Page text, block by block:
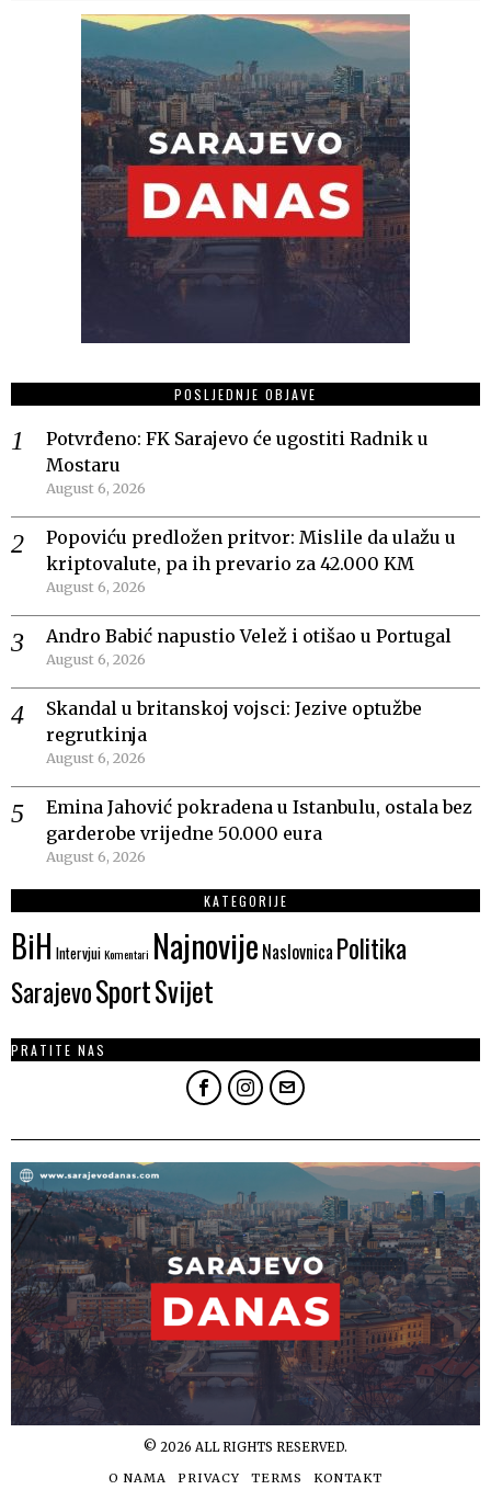
POSLJEDNJE OBJAVE
Potvrđeno: FK Sarajevo će ugostiti Radnik u
Mostaru
August 6, 2026
Popoviću predložen pritvor: Mislile da ulažu u
kriptovalute, pa ih prevario za 42.000 KM
August 6, 2026
Andro Babić napustio Velež i otišao u Portugal
August 6, 2026
Skandal u britanskoj vojsci: Jezive optužbe
regrutkinja
August 6, 2026
Emina Jahović pokradena u Istanbulu, ostala bez
garderobe vrijedne 50.000 eura
August 6, 2026
KATEGORIJE
BiH IntervjuiKomentari Najnovije Naslovnica Politika
SarajevoSportSvijet
PRATITE NAS
© 2026 ALL RIGHTS RESERVED.
O NAMA
PRIVACY TERMS KONTAKT